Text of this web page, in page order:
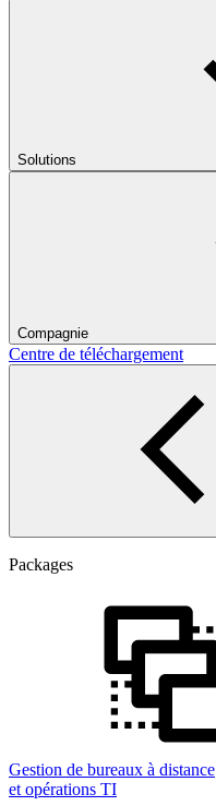
Solutions
Compagnie
Centre de téléchargement
Packages
Gestion de bureaux à distance
et opérations TI